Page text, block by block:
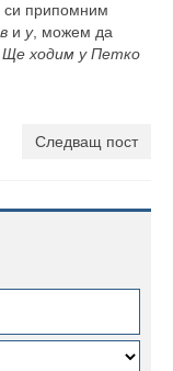
си припомним
в и у, можем да
Ще ходим у Петко
Следващ пост